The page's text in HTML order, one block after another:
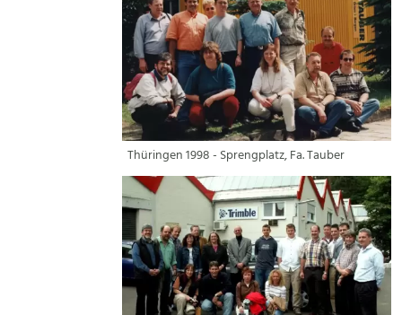
Thüringen 1998 - Sprengplatz, Fa. Tauber